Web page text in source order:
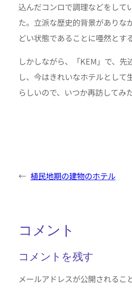
込んだコンロで調理などをして
た。立派な歴史的背景がありな
どい状態であることに唖然とす
しかしながら、「KEM」で、先
し、今はきれいなホテルとして
らしいので、いつか再訪してみ
← 植民地期の建物のホテル
コメント
コメントを残す
メールアドレスが公開されるこ